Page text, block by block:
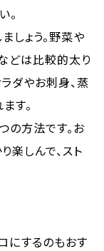
。
しょう。野菜や
どは比較的太り
ダやお刺身、蒸
す。
の方法です。お
楽しんで、スト
にするのもおす